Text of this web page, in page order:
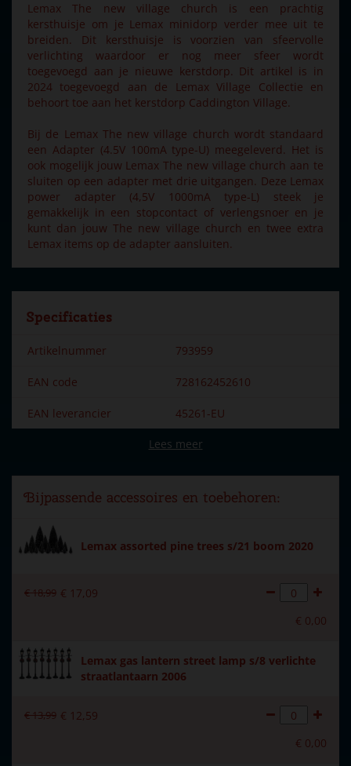
Lemax The new village church is een prachtig
kersthuisje om je Lemax minidorp verder mee uit te
breiden. Dit kersthuisje is voorzien van sfeervolle
verlichting waardoor er nog meer sfeer wordt
toegevoegd aan je nieuwe kerstdorp. Dit artikel is in
2024 toegevoegd aan de Lemax Village Collectie en
behoort toe aan het kerstdorp Caddington Village.
Bij de Lemax The new village church wordt standaard
een Adapter (4.5V 100mA type-U) meegeleverd. Het is
ook mogelijk jouw Lemax The new village church aan te
sluiten op een adapter met drie uitgangen. Deze Lemax
power adapter (4,5V 1000mA type-L) steek je
gemakkelijk in een stopcontact of verlengsnoer en je
kunt dan jouw The new village church en twee extra
Lemax items op de adapter aansluiten.
Specificaties
Artikelnummer 793959
EAN code 728162452610
EAN leverancier 45261-EU
Lemax
Dorpsnaam Caddington Village
Locatie 023-D
Soort Bebouwing
Met verlichting
Met muziek Nee
type-U) wordt meegeleverd.
Lees meer
Bijpassende accessoires en toebehoren:
Lemax assorted pine trees s/21 boom 2020
€18,99 € 17,09
€ 0,00
Lemax gas lantern street lamp s/8 verlichte
straatlantaarn 2006
€13,99 € 12,59
€ 0,00